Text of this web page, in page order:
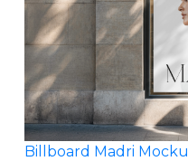
Billboard Madri